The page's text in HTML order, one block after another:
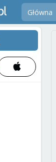
Główna